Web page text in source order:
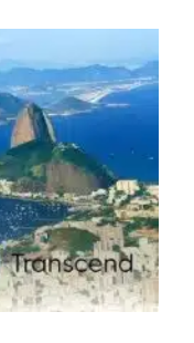
interesse chinês